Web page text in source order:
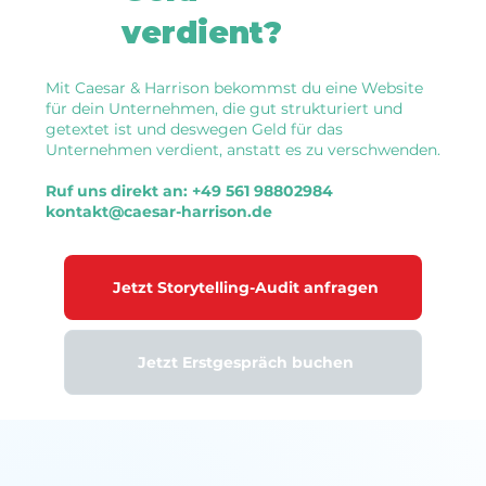
verdient?
Mit Caesar & Harrison bekommst du eine Website
für dein Unternehmen, die gut strukturiert und
getextet ist und deswegen Geld für das
Unternehmen verdient, anstatt es zu verschwenden.
Ruf uns direkt an: +49 561 98802984
kontakt@caesar-harrison.de
Jetzt Storytelling-Audit anfragen
Jetzt Erstgespräch buchen